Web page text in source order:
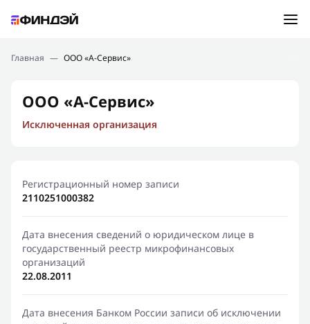
Подбор займа
Новости
Финансовое просвещение
Главная — ООО «А-Сервис»
ООО «А-Сервис»
Исключенная организация
Регистрационный номер записи
2110251000382
Дата внесения сведений о юридическом лице в
государственный реестр микрофинансовых
организаций
22.08.2011
Дата внесения Банком России записи об исключении
Ошибка:Контактная форма не найдена.
Спасибо, что написали нам
Мы свяжемся с Вами в ближайшее время и сообщим
результат
Отправить новый запрос